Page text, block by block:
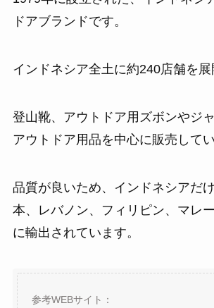
ドアブランドです。
インドネシア全土に約240店舗を展
登山靴、アウトドア用ズボンやジ
アウトドア用品を中心に販売してい
品質が良いため、インドネシアだ
本、レバノン、フィリピン、マレ
に輸出されています。
参考WEBサイト：